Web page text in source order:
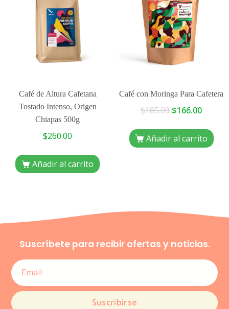
Café de Altura Cafetana
Tostado Intenso, Origen
Chiapas 500g
$260.00
Añadir al carrito
Café con Moringa Para Cafetera
$185.00 $166.00
Añadir al carrito
Suscríbete para recibir ofertas y noticias.
Suscribirse